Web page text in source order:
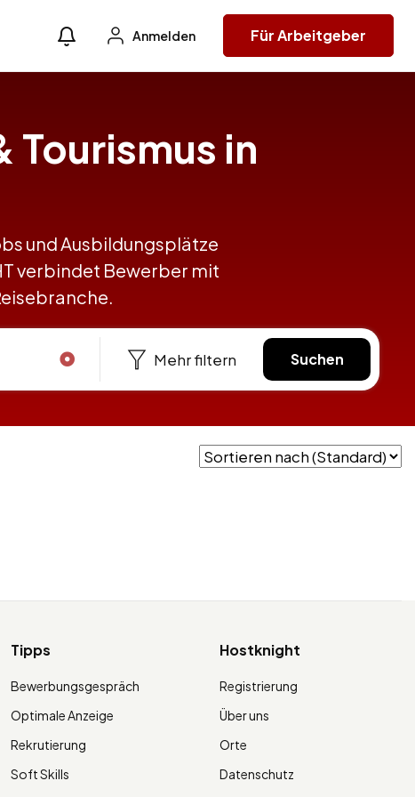
Anmelden Für Arbeitgeber
Tourismus in
und Ausbildungsplätze
verbindet Bewerber mit
Mehr filtern Suchen
Tipps
Bewerbungsgespräch
Optimale Anzeige
Rekrutierung
Soft Skills
Hostknight
Registrierung
Über uns
Orte
Datenschutz